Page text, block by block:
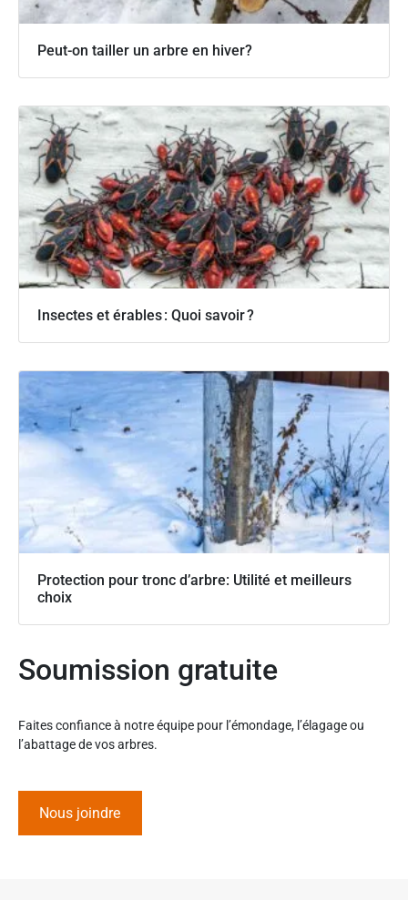
Peut-on tailler un arbre en hiver?
Insectes et érables : Quoi savoir ?
Protection pour tronc d’arbre: Utilité et meilleurs
choix
Soumission gratuite
Faites confiance à notre équipe pour l’émondage, l’élagage ou
l’abattage de vos arbres.
Nous joindre